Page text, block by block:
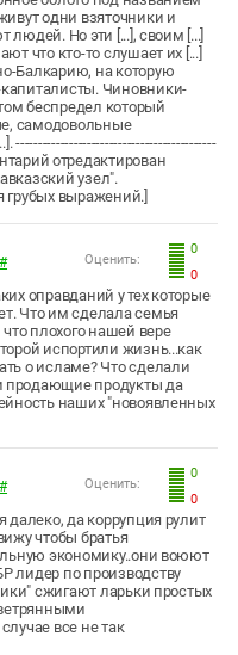
одни взяточники и
Но эти [...], своим [...]
что кто-то слушает их [...]
Балкарию, на которую
Чиновники-
беспредел который
самодовольные
отредактирован
узел".
грубых выражений.]
0
0
Оценить:
#
оправданий у тех которые
Что им сделала семья
плохого нашей вере
испортили жизнь...как
о исламе? Что сделали
продукты да
наших "новоявленных
0
0
Оценить:
#
далеко, да коррупция рулит
чтобы братья
экономику..они воюют
лидер по производству
сжигают ларьки простых
все не так